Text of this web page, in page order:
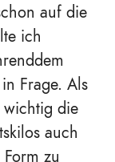
auf die
ich
Frage. Als
die
auch
zu